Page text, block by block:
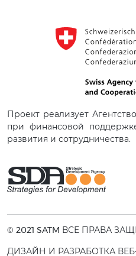
Проект реализует
при финансовой
развития и сотрудничества.
© 2021 SATM ВСЕ ПРАВА
ДИЗАЙН И РАЗРАБОТКА